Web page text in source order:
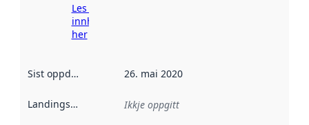
Les meir om
innhenting
her
Sist oppdatert 26. mai 2020
Landingsside Ikkje oppgitt